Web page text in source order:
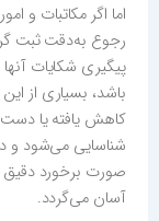
اما اگر مکاتبات و
رجوع به‌دقت ثبت
پیگیری شکایات آنها
باشد، بسیاری از
کاهش یافته یا
شناسایی می‌شود و
صورت برخورد دقیق
آسان می‌گردد.